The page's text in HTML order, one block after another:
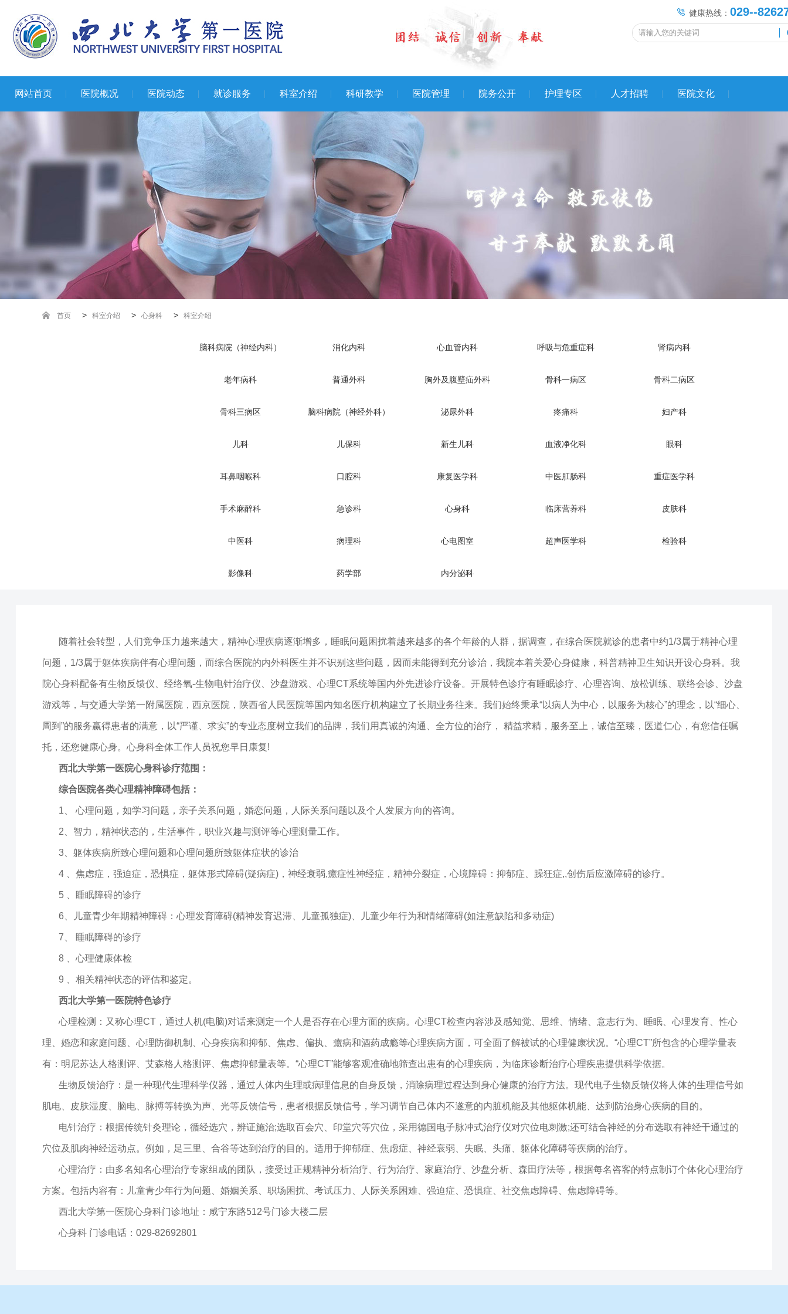
健康热线： 029--
网站首页 医院概况 医院动态 就诊服务 科室介绍 科研教学 医院管理 院务公开 护理专区 人才招聘 医院文化
首页 > 科室介绍 > 心身科 > 科室介绍
脑科病院（神经内科） 消化内科 心血管内科 呼吸与危重症科 肾病内科
老年病科 普通外科 胸外及腹壁疝外科 骨科一病区 骨科二病区
骨科三病区 脑科病院（神经外科） 泌尿外科 疼痛科 妇产科
儿科 儿保科 新生儿科 血液净化科 眼科
耳鼻咽喉科 口腔科 康复医学科 中医肛肠科 重症医学科
手术麻醉科 急诊科 心身科 临床营养科 皮肤科
中医科 病理科 心电图室 超声医学科 检验科
影像科 药学部 内分泌科
随着社会转型，人们竞争压力越来越大，精神心理疾病逐渐增多，睡眠问题困扰着越来越多的各个年龄的人群，据调查，在综合医院就诊的患者中约1/3属于精神心理
问题，1/3属于躯体疾病伴有心理问题，而综合医院的内外科医生并不识别这些问题，因而未能得到充分诊治，我院本着关爱心身健康，科普精神卫生知识开设心身科。我
院心身科配备有生物反馈仪、经络氧-生物电针治疗仪、沙盘游戏、心理CT系统等国内外先进诊疗设备。开展特色诊疗有睡眠诊疗、心理咨询、放松训练、联络会诊、沙盘
游戏等，与交通大学第一附属医院，西京医院，陕西省人民医院等国内知名医疗机构建立了长期业务往来。我们始终秉承“以病人为中心，以服务为核心”的理念，以“细心、
周到”的服务赢得患者的满意，以“严谨、求实”的专业态度树立我们的品牌，我们用真诚的沟通、全方位的治疗， 精益求精，服务至上，诚信至臻，医道仁心，有您信任嘱
托，还您健康心身。心身科全体工作人员祝您早日康复!
西北大学第一医院心身科诊疗范围：
综合医院各类心理精神障碍包括：
1、 心理问题，如学习问题，亲子关系问题，婚恋问题，人际关系问题以及个人发展方向的咨询。
2、智力，精神状态的，生活事件，职业兴趣与测评等心理测量工作。
3、躯体疾病所致心理问题和心理问题所致躯体症状的诊治
4 、焦虑症，强迫症，恐惧症，躯体形式障碍(疑病症)，神经衰弱,癔症性神经症，精神分裂症，心境障碍：抑郁症、躁狂症,,创伤后应激障碍的诊疗。
5 、睡眠障碍的诊疗
6、儿童青少年期精神障碍：心理发育障碍(精神发育迟滞、儿童孤独症)、儿童少年行为和情绪障碍(如注意缺陷和多动症)
7、 睡眠障碍的诊疗
8 、心理健康体检
9 、相关精神状态的评估和鉴定。
西北大学第一医院特色诊疗
心理检测：又称心理CT，通过人机(电脑)对话来测定一个人是否存在心理方面的疾病。心理CT检查内容涉及感知觉、思维、情绪、意志行为、睡眠、心理发育、性心
理、婚恋和家庭问题、心理防御机制、心身疾病和抑郁、焦虑、偏执、癔病和酒药成瘾等心理疾病方面，可全面了解被试的心理健康状况。“心理CT”所包含的心理学量表
有：明尼苏达人格测评、艾森格人格测评、焦虑抑郁量表等。“心理CT”能够客观准确地筛查出患有的心理疾病，为临床诊断治疗心理疾患提供科学依据。
生物反馈治疗：是一种现代生理科学仪器，通过人体内生理或病理信息的自身反馈，消除病理过程达到身心健康的治疗方法。现代电子生物反馈仪将人体的生理信号如
肌电、皮肤湿度、脑电、脉搏等转换为声、光等反馈信号，患者根据反馈信号，学习调节自己体内不遂意的内脏机能及其他躯体机能、达到防治身心疾病的目的。
电针治疗：根据传统针灸理论，循经选穴，辨证施治;选取百会穴、印堂穴等穴位，采用德国电子脉冲式治疗仪对穴位电刺激;还可结合神经的分布选取有神经干通过的
穴位及肌肉神经运动点。例如，足三里、合谷等达到治疗的目的。适用于抑郁症、焦虑症、神经衰弱、失眠、头痛、躯体化障碍等疾病的治疗。
心理治疗：由多名知名心理治疗专家组成的团队，接受过正规精神分析治疗、行为治疗、家庭治疗、沙盘分析、森田疗法等，根据每名咨客的特点制订个体化心理治疗
方案。包括内容有：儿童青少年行为问题、婚姻关系、职场困扰、考试压力、人际关系困难、强迫症、恐惧症、社交焦虑障碍、焦虑障碍等。
西北大学第一医院心身科门诊地址：咸宁东路512号门诊大楼二层
心身科 门诊电话：029-82692801